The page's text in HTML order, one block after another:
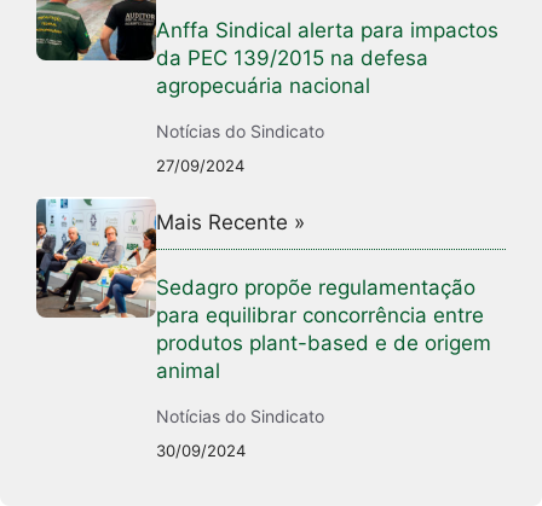
Anffa Sindical alerta para impactos
da PEC 139/2015 na defesa
agropecuária nacional
Notícias do Sindicato
27/09/2024
Mais Recente »
Sedagro propõe regulamentação
para equilibrar concorrência entre
produtos plant-based e de origem
animal
Notícias do Sindicato
30/09/2024